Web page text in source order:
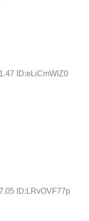
ID:eLiCmWlZ0
ID:LRvOVF77p